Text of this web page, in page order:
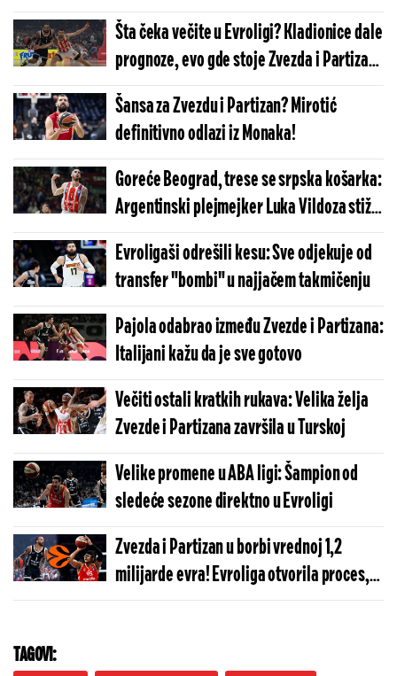
Šta čeka večite u Evroligi? Kladionice dale
prognoze, evo gde stoje Zvezda i Partizan
na tabeli
Šansa za Zvezdu i Partizan? Mirotić
definitivno odlazi iz Monaka!
Goreće Beograd, trese se srpska košarka:
Argentinski plejmejker Luka Vildoza stiže
u Partizan
Evroligaši odrešili kesu: Sve odjekuje od
transfer "bombi" u najjačem takmičenju
Pajola odabrao između Zvezde i Partizana:
Italijani kažu da je sve gotovo
Večiti ostali kratkih rukava: Velika želja
Zvezde i Partizana završila u Turskoj
Velike promene u ABA ligi: Šampion od
sledeće sezone direktno u Evroligi
Zvezda i Partizan u borbi vrednoj 1,2
milijarde evra! Evroliga otvorila proces,
stižu ponude sa svih strana
TAGOVI: